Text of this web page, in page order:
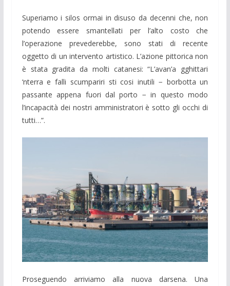
Superiamo i silos ormai in disuso da decenni che, non
potendo essere smantellati per l’alto costo che
l’operazione prevederebbe, sono stati di recente
oggetto di un intervento artistico. L’azione pittorica non
è stata gradita da molti catanesi: “L’avan’a gghittari
‘nterra e falli scumpariri sti cosi inutili − borbotta un
passante appena fuori dal porto − in questo modo
l’incapacità dei nostri amministratori è sotto gli occhi di
tutti…”.
Proseguendo arriviamo alla nuova darsena. Una